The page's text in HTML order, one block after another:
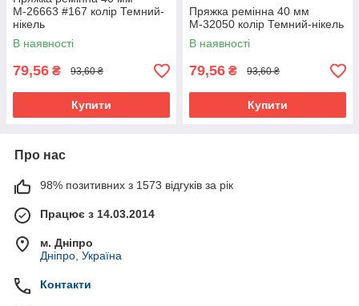
М-26663 #167 колір Темний-
нікель
В наявності
79,56 ₴ 93,60 ₴
Купити
Пряжка ремінна 40 мм
М-32050 колір Темний-нікель
В наявності
79,56 ₴ 93,60 ₴
Купити
Про нас
98% позитивних з 1573 відгуків за рік
Працює з 14.03.2014
м. Дніпро
Дніпро, Україна
Контакти